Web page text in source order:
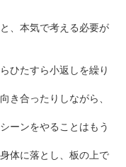
、本気で考える必要が
ひたすら小返しを繰り
き合ったりしながら、
ーンをやることはもう
体に落とし、板の上で